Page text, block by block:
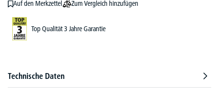
Auf den Merkzettel Zum Vergleich hinzufügen
Top Qualität 3 Jahre Garantie
Technische Daten